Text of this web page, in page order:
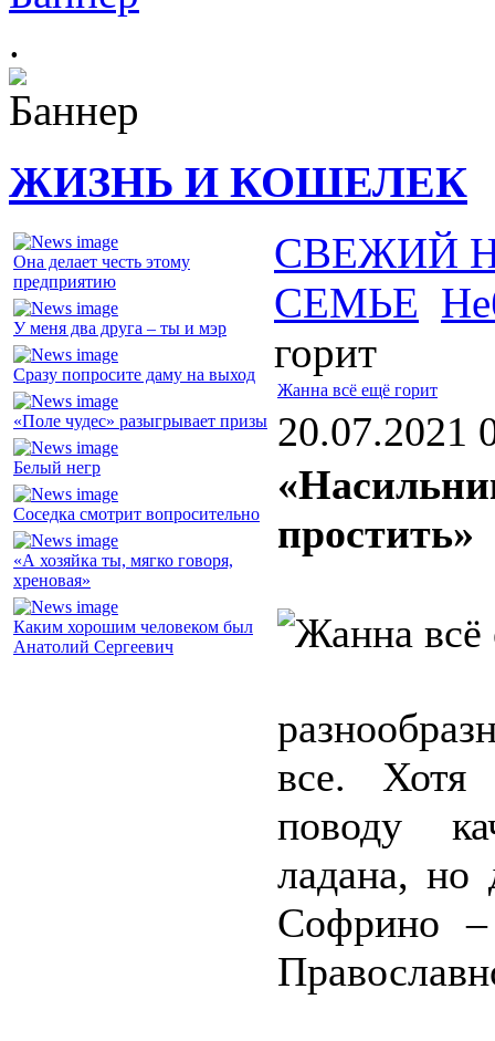
.
ЖИЗНЬ И КОШЕЛЕК
Она делает честь этому
предприятию
У меня два друга – ты и мэр
Сразу попросите даму на выход
«Поле чудес» разыгрывает призы
Белый негр
Соседка смотрит вопросительно
«А хозяйка ты, мягко говоря,
хреновая»
Каким хорошим человеком был
Анатолий Сергеевич
СВЕЖИЙ
СЕМЬЕ
горит
Жанна всё ещё горит
20.07.2021
простить»
все.
поводу
ладана, но
Софрино –